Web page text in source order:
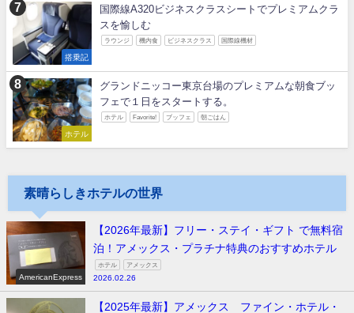
搭乗記
国際線A320ビジネスクラスシートでプレミアムクラ
スを愉しむ
ラウンジ 機内食 ビジネスクラス 国際線機材
ホテル
グランドニッコー東京台場のプレミアムな朝食ブッ
フェで１日をスタートする。
ホテル Favorite! ブッフェ 朝ごはん
素晴らしきホテルの世界
AmericanExpress
【2026年最新】フリー・ステイ・ギフト で無料宿
泊！アメックス・プラチナ特典のおすすめホテル
ホテル アメックス
2026.02.26
【2025年最新】アメックス ファイン・ホテル・